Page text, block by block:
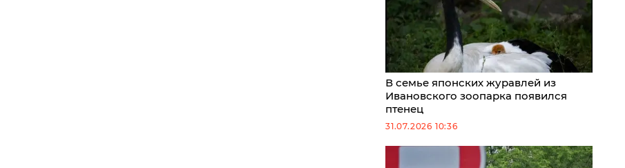
В семье японских журавлей из
Ивановского зоопарка появился
птенец
31.07.2026 10:36